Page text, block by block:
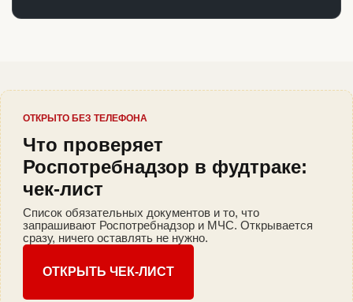
ОТКРЫТО БЕЗ ТЕЛЕФОНА
Что проверяет
Роспотребнадзор в фудтраке:
чек-лист
Список обязательных документов и то, что
запрашивают Роспотребнадзор и МЧС. Открывается
сразу, ничего оставлять не нужно.
ОТКРЫТЬ ЧЕК-ЛИСТ